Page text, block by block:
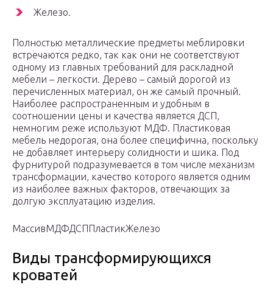
Железо.
Полностью металлические предметы меблировки
встречаются редко, так как они не соответствуют
одному из главных требований для раскладной
мебели – легкости. Дерево – самый дорогой из
перечисленных материал, он же самый прочный.
Наиболее распространенным и удобным в
соотношении цены и качества является ДСП,
немногим реже используют МДФ. Пластиковая
мебель недорогая, она более специфична, поскольку
не добавляет интерьеру солидности и шика. Под
фурнитурой подразумевается в том числе механизм
трансформации, качество которого является одним
из наиболее важных факторов, отвечающих за
долгую эксплуатацию изделия.
МассивМДФДСППластикЖелезо
Виды трансформирующихся
кроватей